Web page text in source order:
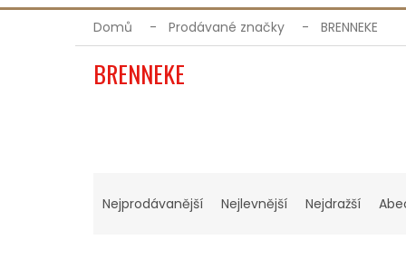
Domů Prodávané značky BRENNEKE
BRENNEKE
Nejprodávanější Nejlevnější Nejdražší